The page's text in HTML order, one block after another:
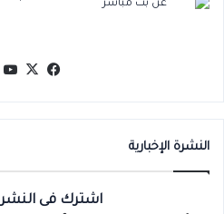
فيسبوك
‫X
النشرة الإخبارية
اشترك فى النشرة